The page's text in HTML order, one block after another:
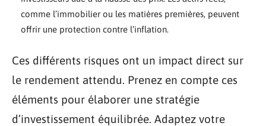
comme l’immobilier ou les matières premières, peuvent
offrir une protection contre l’inflation.
Ces différents risques ont un impact direct sur
le rendement attendu. Prenez en compte ces
éléments pour élaborer une stratégie
d’investissement équilibrée. Adaptez votre